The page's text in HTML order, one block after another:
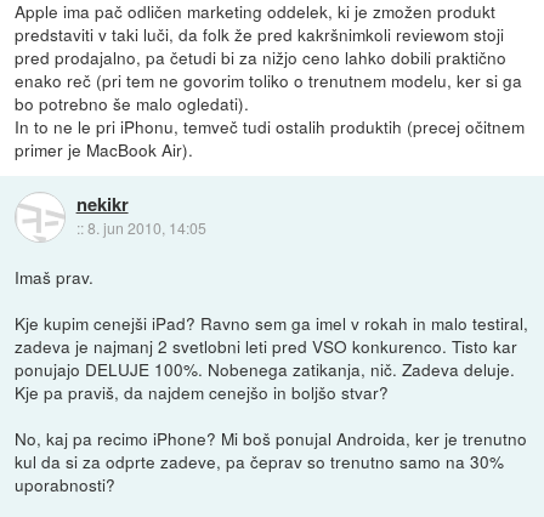
Apple ima pač odličen marketing oddelek, ki je zmožen produkt
predstaviti v taki luči, da folk že pred kakršnimkoli reviewom stoji
pred prodajalno, pa četudi bi za nižjo ceno lahko dobili praktično
enako reč (pri tem ne govorim toliko o trenutnem modelu, ker si ga
bo potrebno še malo ogledati).
In to ne le pri iPhonu, temveč tudi ostalih produktih (precej očitnem
primer je MacBook Air).
nekikr
::8. jun 2010, 14:05
Imaš prav.
Kje kupim cenejši iPad? Ravno sem ga imel v rokah in malo testiral,
zadeva je najmanj 2 svetlobni leti pred VSO konkurenco. Tisto kar
ponujajo DELUJE 100%. Nobenega zatikanja, nič. Zadeva deluje.
Kje pa praviš, da najdem cenejšo in boljšo stvar?
No, kaj pa recimo iPhone? Mi boš ponujal Androida, ker je trenutno
kul da si za odprte zadeve, pa čeprav so trenutno samo na 30%
uporabnosti?